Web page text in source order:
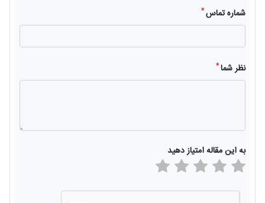
شماره تماس*
نظر شما*
به این مقاله امتیاز دهید